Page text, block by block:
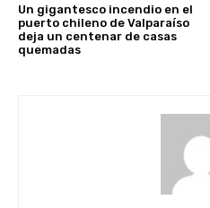
Un gigantesco incendio en el
puerto chileno de Valparaíso
deja un centenar de casas
quemadas